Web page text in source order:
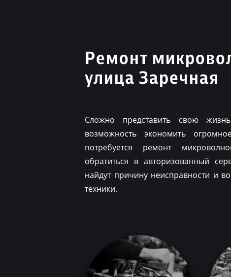
Ремонт
улица Заречная
Сложно представить свою
возможность экономить
потребуется ремонт
обратиться в авторизованный
найдут причину неисправности и
техники.